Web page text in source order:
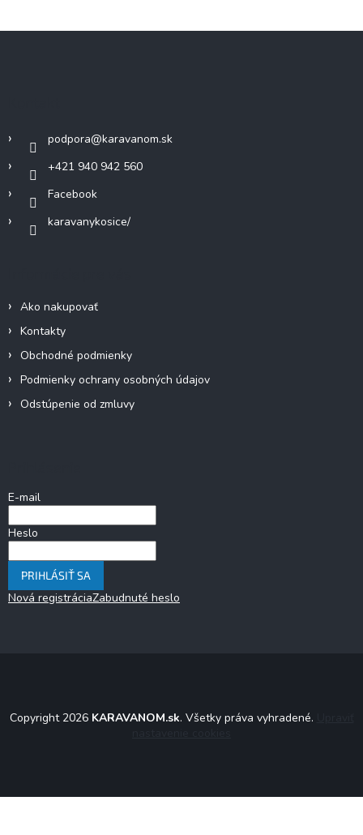
podpora@karavanom.sk
+421 940 942 560
Facebook
karavanykosice/
Ako nakupovať
Kontakty
Obchodné podmienky
Podmienky ochrany osobných údajov
Odstúpenie od zmluvy
E-mail
Heslo
PRIHLÁSIŤ SA
Nová registráciaZabudnuté heslo
Copyright 2026 KARAVANOM.sk. Všetky práva vyhradené.